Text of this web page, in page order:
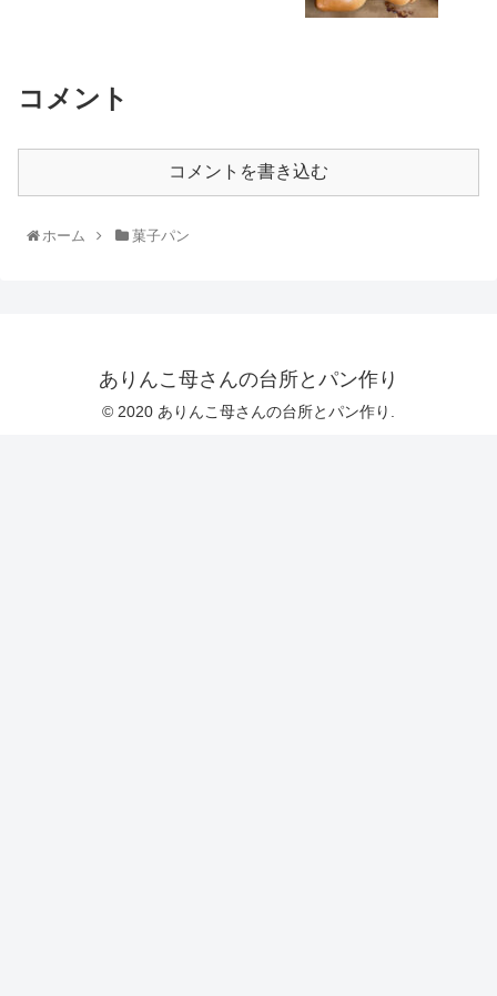
コメント
コメントを書き込む
ホーム 菓子パン
ありんこ母さんの台所とパン作り
© 2020 ありんこ母さんの台所とパン作り.